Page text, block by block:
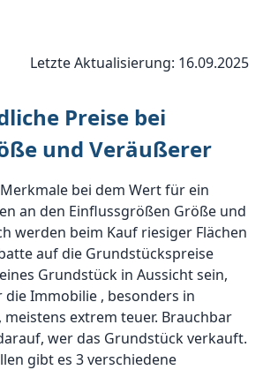
Letzte Aktualisierung: 16.09.2025
Preise bei
und Veräußerer
bei dem Wert für ein
an den Einflussgrößen Größe und
werden beim Kauf riesiger Flächen
auf die Grundstückspreise
Grundstück in Aussicht sein,
die Immobilie , besonders in
extrem teuer. Brauchbar
wer das Grundstück verkauft.
gibt es 3 verschiedene